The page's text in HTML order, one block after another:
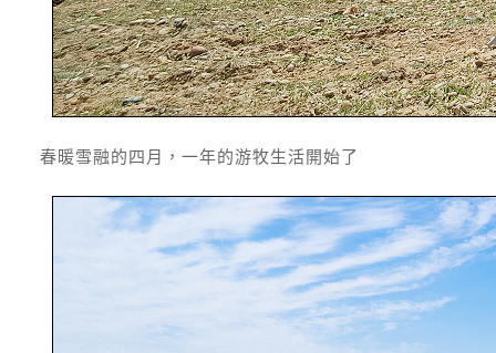
春暖雪融的四月，一年的游牧生活開始了